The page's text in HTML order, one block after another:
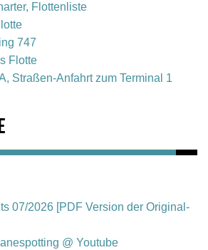
Flottenliste
747
Flotte
Straßen-Anfahrt zum Terminal 1
07/2026 [PDF Version der Original-
@ Youtube